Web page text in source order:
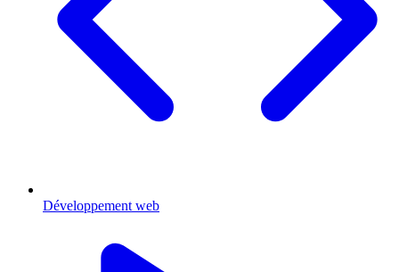
Développement web